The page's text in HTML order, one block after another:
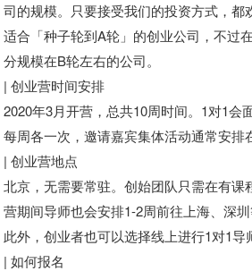
司的规模。 只要接受我们的投资方式，
适合「种子轮到A轮」的创业公司，不过
分规模在B轮左右的公司。
| 创业营时间安排
2020年3月开营，总共10周时间。1对1会
每周各一次，邀请嘉宾集体活动通常安排
| 创业营地点
北京，无需要常驻。创始团队只需在有课
营期间导师也会安排1-2周前往上海、深圳
此外，创业者也可以选择线上进行1对1导
| 如何报名